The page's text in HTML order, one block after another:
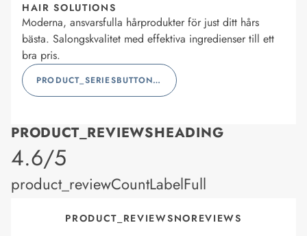
HAIR SOLUTIONS
Moderna, ansvarsfulla hårprodukter för just ditt hårs
bästa. Salongskvalitet med effektiva ingredienser till ett
bra pris.
PRODUCT_SERIESBUTTONLABEL
PRODUCT_REVIEWSHEADING
product_rating
4.6/5
product_reviewCountLabelFull
PRODUCT_REVIEWSNOREVIEWS